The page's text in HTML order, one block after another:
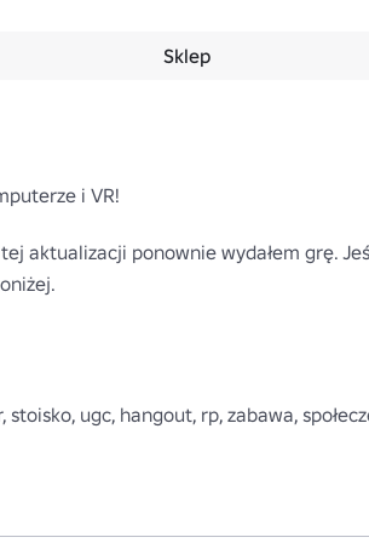
Sklep
i VR!
aktualizacji ponownie wydałem grę.
ugc, hangout, rp, zabawa,